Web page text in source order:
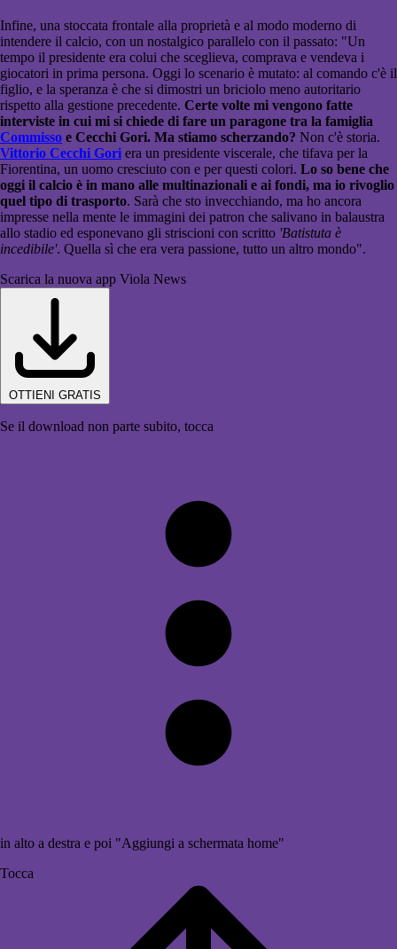
Infine, una stoccata frontale alla proprietà e al modo moderno di
intendere il calcio, con un nostalgico parallelo con il passato: "Un
tempo il presidente era colui che sceglieva, comprava e vendeva i
giocatori in prima persona. Oggi lo scenario è mutato: al comando c'è il
figlio, e la speranza è che si dimostri un briciolo meno autoritario
rispetto alla gestione precedente. Certe volte mi vengono fatte
interviste in cui mi si chiede di fare un paragone tra la famiglia
Commisso e Cecchi Gori. Ma stiamo scherzando? Non c'è storia.
Vittorio Cecchi Gori era un presidente viscerale, che tifava per la
Fiorentina, un uomo cresciuto con e per questi colori. Lo so bene che
oggi il calcio è in mano alle multinazionali e ai fondi, ma io rivoglio
quel tipo di trasporto. Sarà che sto invecchiando, ma ho ancora
impresse nella mente le immagini dei patron che salivano in balaustra
allo stadio ed esponevano gli striscioni con scritto 'Batistuta è
incedibile'. Quella sì che era vera passione, tutto un altro mondo".
Scarica la nuova app Viola News
OTTIENI GRATIS
Se il download non parte subito, tocca
in alto a destra e poi "Aggiungi a schermata home"
Tocca